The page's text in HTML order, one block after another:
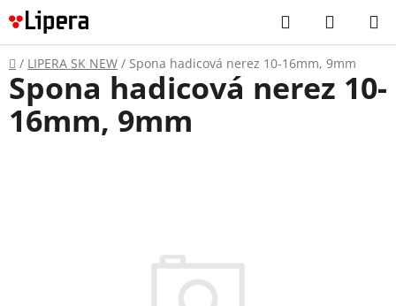
Prejsť
na
obsah
Hľadať
KOŠÍK
Domov
/ LIPERA SK NEW / Spona hadicová nerez 10-16mm, 9mm
Spona hadicová nerez 10-
16mm, 9mm